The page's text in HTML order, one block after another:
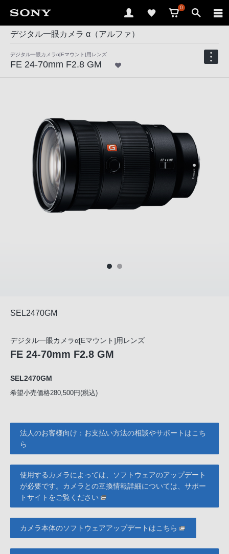
0
デジタル一眼カメラ α（アルファ）
デジタル一眼カメラα[Eマウント]用レンズ
FE 24-70mm F2.8 GM
SEL2470GM
デジタル一眼カメラα[Eマウント]用レンズ
FE 24-70mm F2.8 GM
SEL2470GM
希望小売価格280,500円(税込)
法人のお客様向け：お支払い方法の相談やサポートはこち
ら
使用するカメラによっては、ソフトウェアのアップデート
が必要です。カメラとの互換情報詳細については、サポー
トサイトをご覧ください
カメラ本体のソフトウェアアップデートはこちら